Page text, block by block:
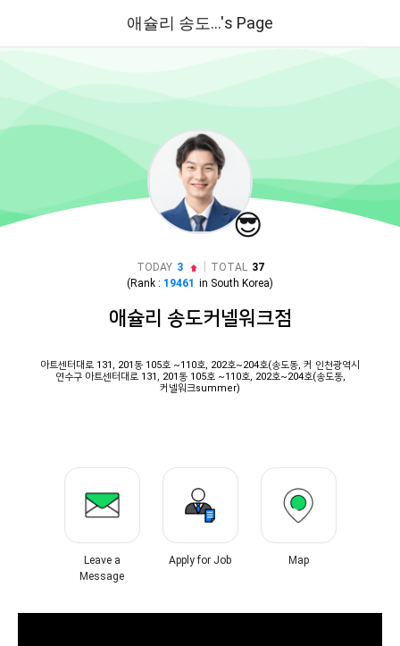
애슐리 송도...'s Page
😎
TODAY 3 TOTAL 37
(Rank : 19461 in South Korea)
애슐리 송도커넬워크점
아트센터대로 131, 201동 105호 ~110호, 202호~204호(송도동, 커 인천광역시
연수구 아트센터대로 131, 201동 105호 ~110호, 202호~204호(송도동,
커넬워크summer)
Leave a
Message
Apply for Job Map